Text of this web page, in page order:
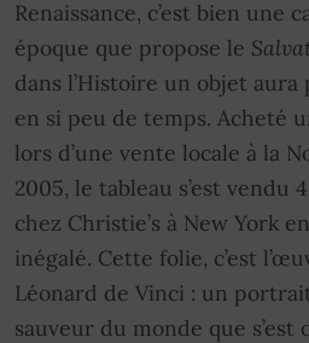
Renaissance, c’est bien une
époque que propose le
dans l’Histoire un objet
en si peu de temps. Acheté
lors d’une vente locale à la
2005, le tableau s’est vendu
chez Christie’s à New York
inégalé. Cette folie, c’est
Léonard de Vinci : un
sauveur du monde que